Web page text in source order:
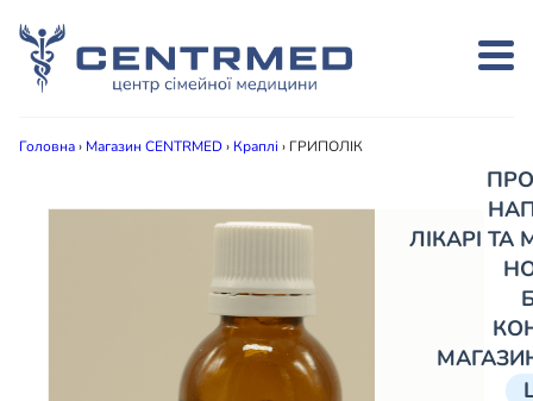
ЛІКАРІ
Головна› Магазин CENTRMED› Краплі › ГРИПОЛІК